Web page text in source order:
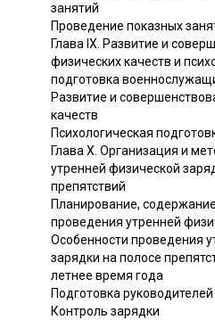
занятий
Проведение показных
Глава IX. Развитие и
физических качеств и
подготовка
Развитие и
качеств
Психологическая
Глава X. Организация и
утренней физической
препятствий
Планирование,
проведения утренней
Особенности проведения
зарядки на полосе
летнее время года
Подготовка
Контроль зарядки